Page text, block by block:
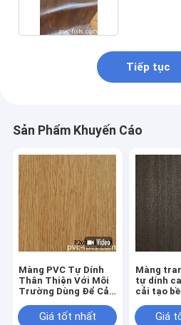
Tiếp tục
Sản Phẩm Khuyến Cáo
Màng PVC Tự Dính
Thân Thiện Với Môi
Trường Dùng Để Cải
Thất Hiện Đại
Giá tốt nhất
Màng
tự dính
cải tạo
Giá